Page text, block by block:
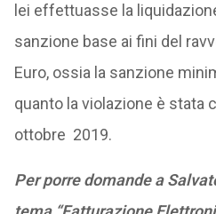
lei effettuasse la
sanzione base ai fini del
Euro, ossia la sanzione
quanto la violazione è stata
ottobre 2019.
Per porre domande a